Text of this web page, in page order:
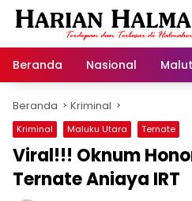
Langsung
Beranda
Nasional Malut
Beranda Kriminal
Kriminal Maluku Utara Ternate
Viral!!! Oknum
Ternate Aniaya IRT